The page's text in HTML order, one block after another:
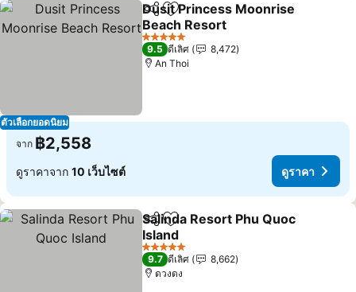
ตัวเลือกยอดนิยม
แชร์ เพิ่มในรายการโปรด
Dusit Princess Moonrise
Beach Resort
5 ดาว
9.5 ดีเลิศ
8,472
An Thoi
จาก ฿2,558
ดูราคาจาก 10 เว็บไซต์ ดูราคา
แชร์ เพิ่มในรายการโปรด
Salinda Resort Phu Quoc
Island
5 ดาว
9.7 ดีเลิศ
8,662
ดวงดง